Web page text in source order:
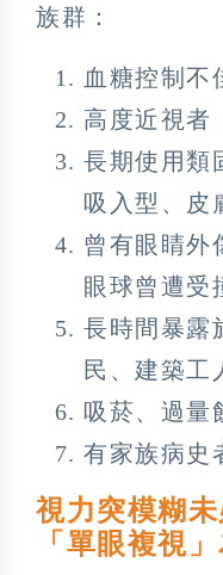
族群：
血糖控制不
高度近視者
長期使用類
吸入型、皮
曾有眼睛外
眼球曾遭受
長時間暴露
民、建築工
吸菸、過量
有家族病史
視力突模糊
「單眼複視